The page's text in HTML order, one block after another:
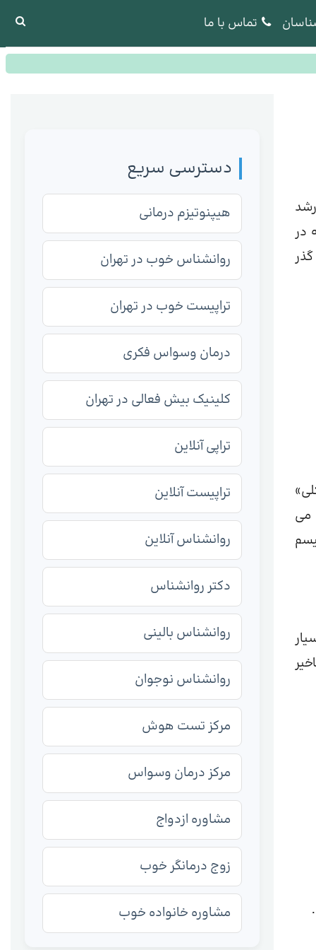
تماس با ما
در
را نشان می
دسترسی سریع
هیپنوتیزم درمانی
روانشناس خوب در تهران
تراپیست خوب در تهران
درمان وسواس فکری
کلینیک بیش فعالی در تهران
تراپی آنلاین
تراپیست آنلاین
روانشناس آنلاین
دکتر روانشناس
روانشناس بالینی
روانشناس نوجوان
مرکز تست هوش
مرکز درمان وسواس
مشاوره ازدواج
زوج درمانگر خوب
مشاوره خانواده خوب